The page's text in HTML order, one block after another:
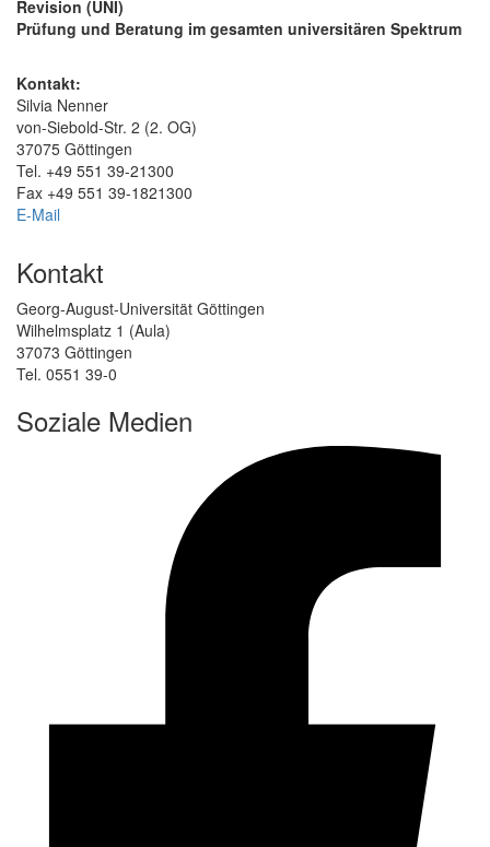
Revision (UNI)
Prüfung und Beratung im gesamten universitären Spektrum
Kontakt:
Silvia Nenner
von-Siebold-Str. 2 (2. OG)
37075 Göttingen
Tel. +49 551 39-21300
Fax +49 551 39-1821300
E-Mail
Kontakt
Georg-August-Universität Göttingen
Wilhelmsplatz 1 (Aula)
37073 Göttingen
Tel. 0551 39-0
Soziale Medien